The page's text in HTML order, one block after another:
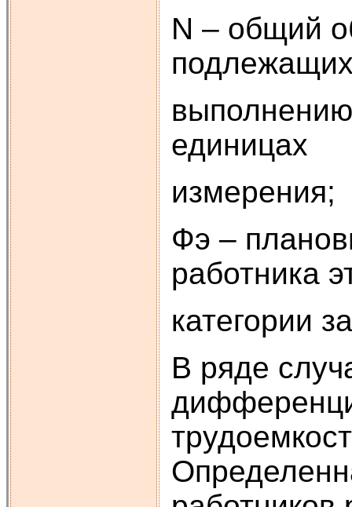
N – общий
единицах
измерения;
Фэ –
работника
категории
В ряде